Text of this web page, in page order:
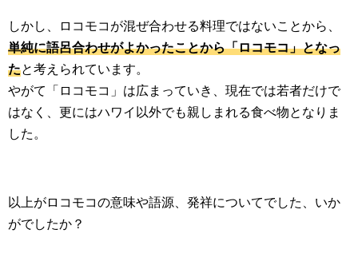
しかし、ロコモコが混ぜ合わせる料理ではないことから、
単純に語呂合わせがよかったことから「ロコモコ」となっ
たと考えられています。
やがて「ロコモコ」は広まっていき、現在では若者だけで
はなく、更にはハワイ以外でも親しまれる食べ物となりま
した。
以上がロコモコの意味や語源、発祥についてでした、いか
がでしたか？